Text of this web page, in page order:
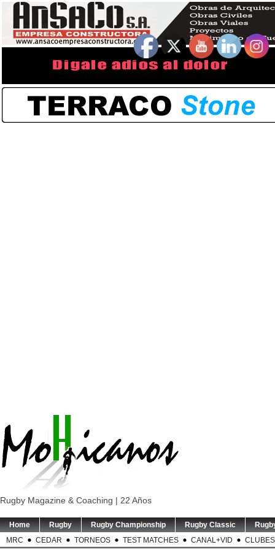
Rugby Magazine & Coaching | 22 Años
Home Rugby Rugby Championship Rugby Classic
MRC
CEDAR TORNEOS TEST MATCHES CANAL+VID CLUBES